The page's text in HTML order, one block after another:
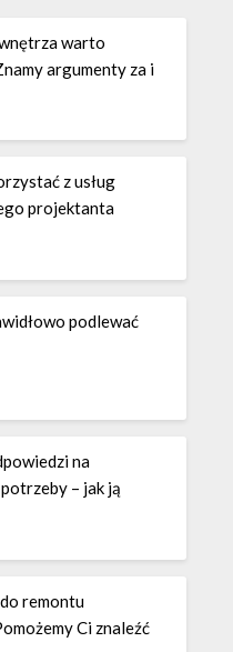
warto
argumenty za i
z usług
projektanta
podlewać
na
– jak ją
remontu
Ci znaleźć